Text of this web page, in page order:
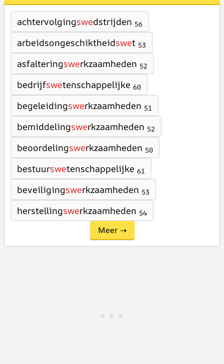
achtervolgingswedstrijden 56
arbeidsongeschiktheidswet 53
asfalteringswerkzaamheden 52
bedrijfswetenschappelijke 60
begeleidingswerkzaamheden 51
bemiddelingswerkzaamheden 52
beoordelingswerkzaamheden 50
bestuurswetenschappelijke 61
beveiligingswerkzaamheden 53
herstellingswerkzaamheden 54
Meer →